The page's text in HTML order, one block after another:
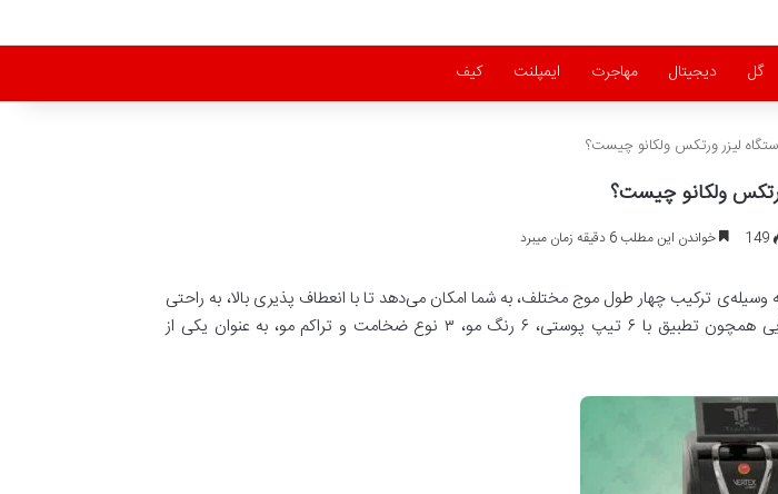
گل دیجیتال مهاجرت ایمپلنت کیف
لیزر ورتکس ولکانو چیست؟
ولکانو چیست؟
149 خواندن این مطلب 6 دقیقه زمان میبرد
ترکیب چهار طول موج مختلف، به شما امکان می‌دهد تا با انعطاف پذیری بالا، به راحتی
برای انواع مختلف پوست و مو، عملیات لیزر را انجام دهید. این دستگاه با قابلیت‌هایی همچون تطبیق با ۶ تیپ پوستی، ۶ رنگ مو، ۳ نوع ضخامت و تراکم مو، به عنوان یکی از